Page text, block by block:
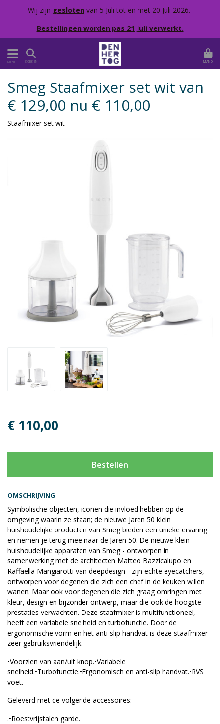
Wij zijn gesloten van 5 Juli tot en met 20 Juli 2026.
Bestellingen worden pas 21 Juli verwerkt.
MENU ZOEKEN MAND
OMSCHRIJVING
Symbolische objecten, iconen die invloed hebben op de
omgeving waarin ze staan; de nieuwe Jaren 50 klein
huishoudelijke producten van Smeg bieden een unieke ervaring
en nemen je terug mee naar de Jaren 50. De nieuwe klein
huishoudelijke apparaten van Smeg - ontworpen in
samenwerking met de architecten Matteo Bazzicalupo en
Raffaella Mangiarotti van deepdesign - zijn echte eyecatchers,
ontworpen voor degenen die zich een chef in de keuken willen
wanen. Maar ook voor degenen die zich graag omringen met
kleur, design en bijzonder ontwerp, maar die ook de hoogste
prestaties verwachten. Deze staafmixer is multifunctioneel,
heeft een variabele snelheid en turbofunctie. Door de
ergonomische vorm en het anti-slip handvat is deze staafmixer
zeer gebruiksvriendelijk.
•Voorzien van aan/uit knop.•Variabele
snelheid.•Turbofunctie.•Ergonomisch en anti-slip handvat.•RVS
voet.
Geleverd met de volgende accessoires:
.•Roestvrijstalen garde.
Smeg Staafmixer set wit van
€ 129,00 nu € 110,00
Staafmixer set wit
€ 110,00
Bestellen